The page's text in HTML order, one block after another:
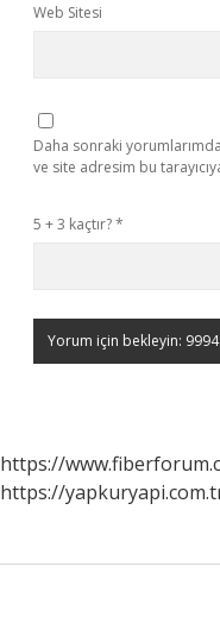
Web Sitesi
Daha sonraki
ve site adresim bu
5 + 3 kaçtır?*
https://
https://